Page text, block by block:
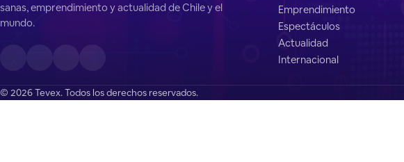
sanas, emprendimiento y actualidad de Chile y el
mundo.
Emprendimiento
Espectáculos
Actualidad
Internacional
© 2026 Tevex. Todos los derechos reservados.